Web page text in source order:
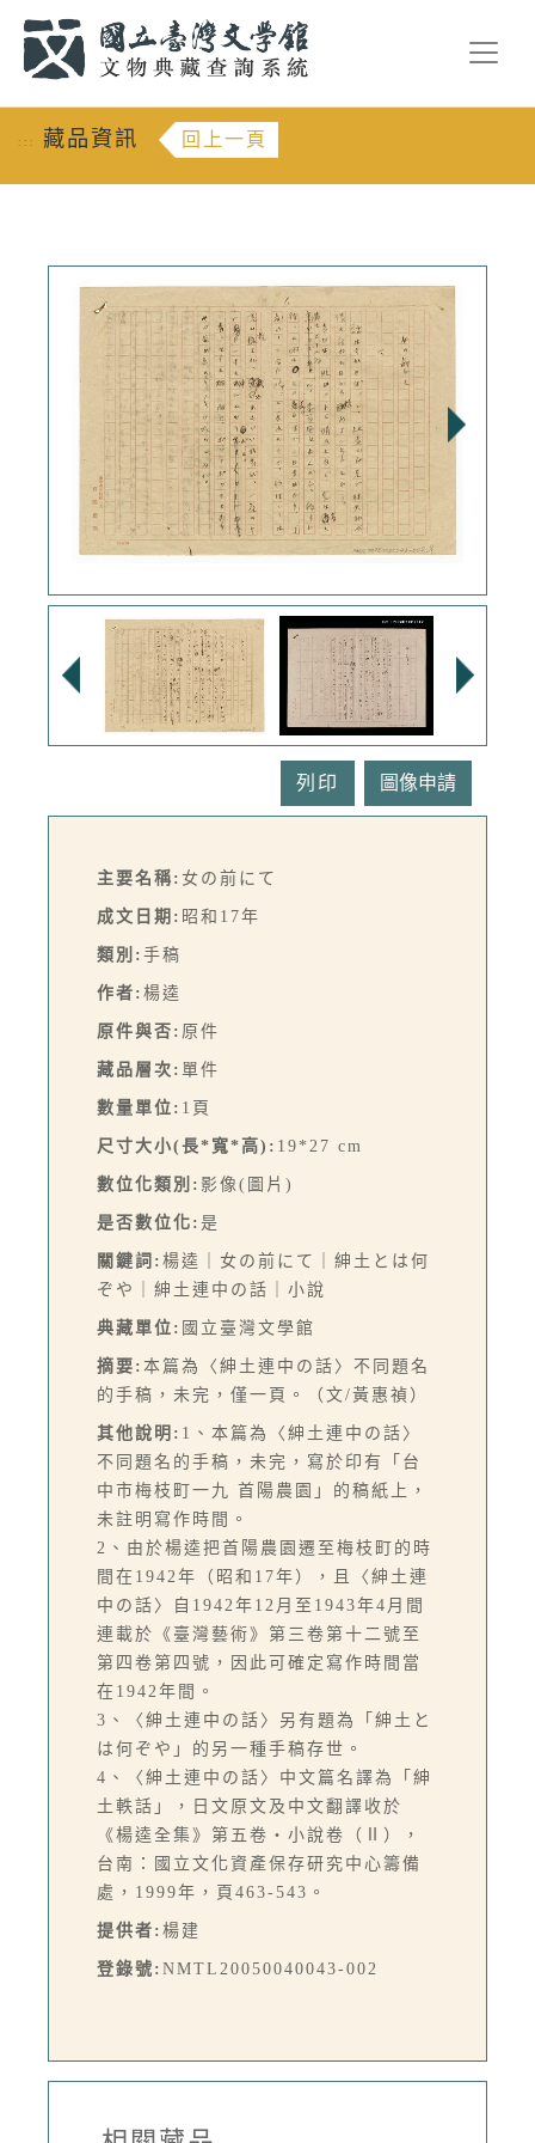
::: 藏品資訊 回上一頁
列印
主要名稱: 女の前にて
成文日期: 昭和17年
類別: 手稿
作者: 楊逵
原件與否: 原件
藏品層次: 單件
數量單位: 1頁
尺寸大小(長*寬*高): 19*27 cm
數位化類別: 影像(圖片)
是否數位化: 是
關鍵詞: 楊逵｜女の前にて｜紳土とは何
ぞや｜紳土連中の話｜小說
典藏單位: 國立臺灣文學館
摘要: 本篇為〈紳土連中の話〉不同題名
的手稿，未完，僅一頁。（文/黃惠禎）
其他說明: 1、本篇為〈紳土連中の話〉
不同題名的手稿，未完，寫於印有「台
中市梅枝町一九 首陽農園」的稿紙上，
未註明寫作時間。
2、由於楊逵把首陽農園遷至梅枝町的時
間在1942年（昭和17年），且〈紳土連
中の話〉自1942年12月至1943年4月間
連載於《臺灣藝術》第三卷第十二號至
第四卷第四號，因此可確定寫作時間當
在1942年間。
3、〈紳土連中の話〉另有題為「紳土と
は何ぞや」的另一種手稿存世。
4、〈紳土連中の話〉中文篇名譯為「紳
土軼話」，日文原文及中文翻譯收於
《楊逵全集》第五卷‧小說卷（Ⅱ），
台南：國立文化資產保存研究中心籌備
處，1999年，頁463-543。
提供者: 楊建
登錄號: NMTL20050040043-002